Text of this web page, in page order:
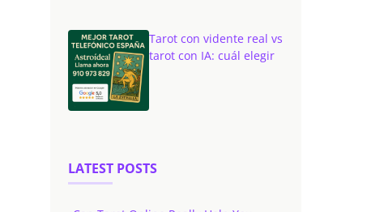
Tarot con vidente real vs
tarot con IA: cuál elegir
LATEST POSTS